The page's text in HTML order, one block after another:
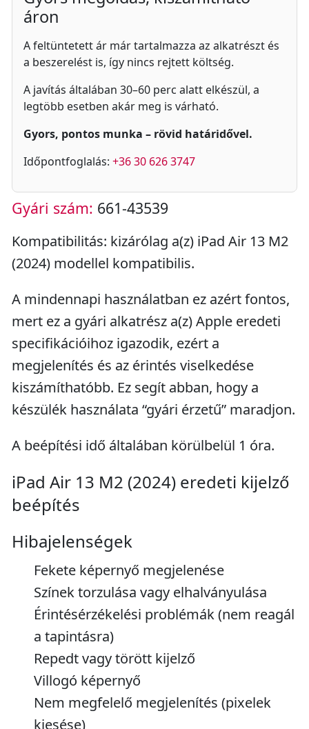
áron
A feltüntetett ár már tartalmazza az alkatrészt és
a beszerelést is, így nincs rejtett költség.
A javítás általában 30–60 perc alatt elkészül, a
legtöbb esetben akár meg is várható.
Gyors, pontos munka – rövid határidővel.
Időpontfoglalás: +36 30 626 3747
Gyári szám: 661-43539
Kompatibilitás: kizárólag a(z) iPad Air 13 M2
(2024) modellel kompatibilis.
A mindennapi használatban ez azért fontos,
mert ez a gyári alkatrész a(z) Apple eredeti
specifikációihoz igazodik, ezért a
megjelenítés és az érintés viselkedése
kiszámíthatóbb. Ez segít abban, hogy a
készülék használata “gyári érzetű” maradjon.
A beépítési idő általában körülbelül 1 óra.
iPad Air 13 M2 (2024) eredeti kijelző
beépítés
Hibajelenségek
Fekete képernyő megjelenése
Színek torzulása vagy elhalványulása
Érintésérzékelési problémák (nem reagál
a tapintásra)
Repedt vagy törött kijelző
Villogó képernyő
Nem megfelelő megjelenítés (pixelek
kiesése)